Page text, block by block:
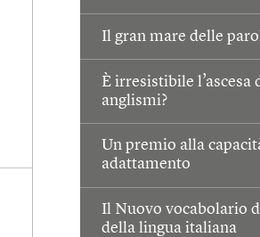
Il gran mare delle
È irresistibile l’ascesa
anglismi?
Un premio alla
adattamento
Il Nuovo vocabolario
della lingua italiana